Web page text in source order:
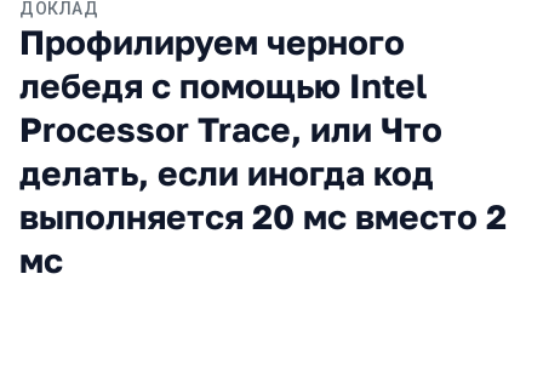
ДОКЛАД
Профилируем черного
лебедя с помощью Intel
Processor Trace, или Что
делать, если иногда код
выполняется 20 мс вместо 2
мс